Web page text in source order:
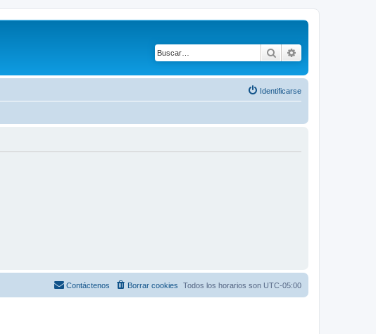
Buscar
Identificarse
Todos los horarios son UTC-05:00
Borrar cookies
Contáctenos